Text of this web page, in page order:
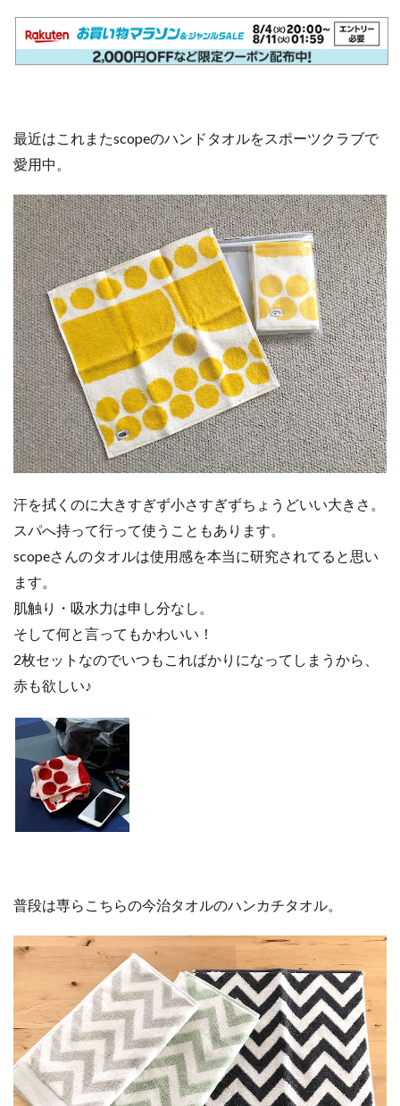
最近はこれまたscopeのハンドタオルをスポーツクラブで
愛用中。
汗を拭くのに大きすぎず小さすぎずちょうどいい大きさ。
スパへ持って行って使うこともあります。
scopeさんのタオルは使用感を本当に研究されてると思い
ます。
肌触り・吸水力は申し分なし。
そして何と言ってもかわいい！
2枚セットなのでいつもこればかりになってしまうから、
赤も欲しい♪
普段は専らこちらの今治タオルのハンカチタオル。